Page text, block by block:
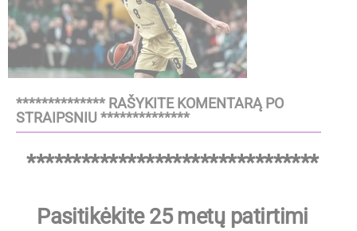
************** RAŠYKITE KOMENTARĄ PO
STRAIPSNIU **************
********************************
Pasitikėkite 25 metų patirtimi